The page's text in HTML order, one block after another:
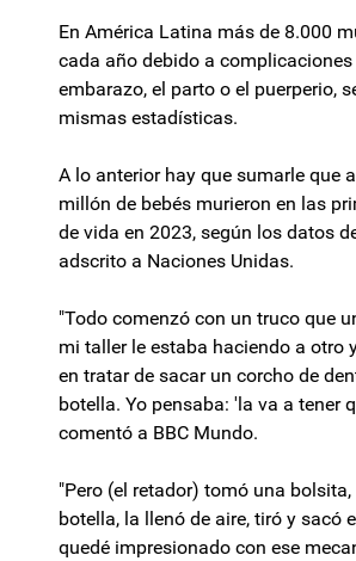
En América Latina más de 8.000
cada año debido a complicaciones
embarazo, el parto o el puerperio,
mismas estadísticas.
A lo anterior hay que sumarle que
millón de bebés murieron en las
de vida en 2023, según los datos
adscrito a Naciones Unidas.
"Todo comenzó con un truco que
mi taller le estaba haciendo a otro
en tratar de sacar un corcho de
botella. Yo pensaba: 'la va a tener
comentó a BBC Mundo.
"Pero (el retador) tomó una
botella, la llenó de aire, tiró y sacó
quedé impresionado con ese